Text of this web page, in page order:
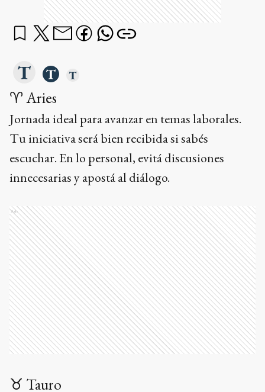
♈ Aries
Jornada ideal para avanzar en temas laborales.
Tu iniciativa será bien recibida si sabés
escuchar. En lo personal, evitá discusiones
innecesarias y apostá al diálogo.
Ads
♉ Tauro